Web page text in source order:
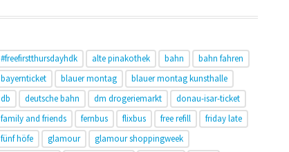
#freefirstthursdayhdk alte pinakothek bahn
bahn fahren
bayernticket
blauer montag
blauer montag kunsthalle
db
deutsche bahn dm drogeriemarkt
donau-isar-ticket
family and friends
fernbus flixbus free refill
friday late
fünf höfe
glamour
glamour shoppingweek